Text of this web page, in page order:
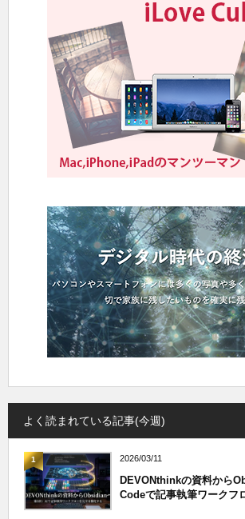
よく読まれている記事(今週)
1 2026/03/11
DEVONthinkの資料から
Codeで記事執筆ワークフ